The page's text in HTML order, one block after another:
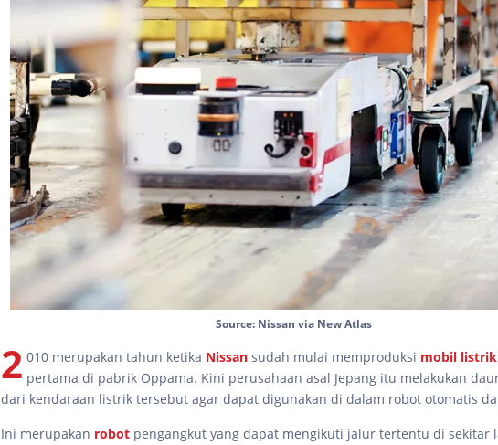
Source: Nissan via New Atlas
2 010 merupakan tahun ketika Nissan sudah mulai memproduksi mobil listrik
pertama di pabrik Oppama. Kini perusahaan asal Jepang itu melakukan
dari kendaraan listrik tersebut agar dapat digunakan di dalam robot otomatis
Ini merupakan robot pengangkut yang dapat mengikuti jalur tertentu di sekitar